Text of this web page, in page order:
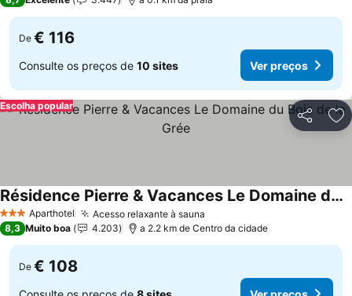
De € 116
Consulte os preços de 10 sites Ver preços
Partilhar
Escolha popular
3 EstrelasAparthotel Acesso relaxante à sauna
Résidence Pierre & Vacances Le Domaine du Bois de la Grée
Ver preços
8,3 Muito boa 4.203 a 2.2 km de Centro da cidade
De € 108